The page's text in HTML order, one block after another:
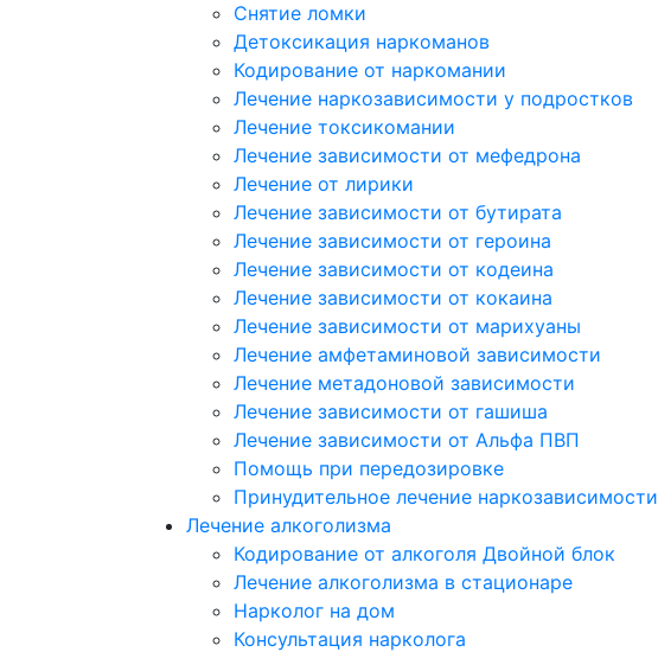
Снятие ломки
Детоксикация наркоманов
Кодирование от наркомании
Лечение наркозависимости у подростков
Лечение токсикомании
Лечение зависимости от мефедрона
Лечение от лирики
Лечение зависимости от бутирата
Лечение зависимости от героина
Лечение зависимости от кодеина
Лечение зависимости от кокаина
Лечение зависимости от марихуаны
Лечение амфетаминовой зависимости
Лечение метадоновой зависимости
Лечение зависимости от гашиша
Лечение зависимости от Альфа ПВП
Помощь при передозировке
Принудительное лечение наркозависимости
Лечение алкоголизма
Кодирование от алкоголя Двойной блок
Лечение алкоголизма в стационаре
Нарколог на дом
Консультация нарколога